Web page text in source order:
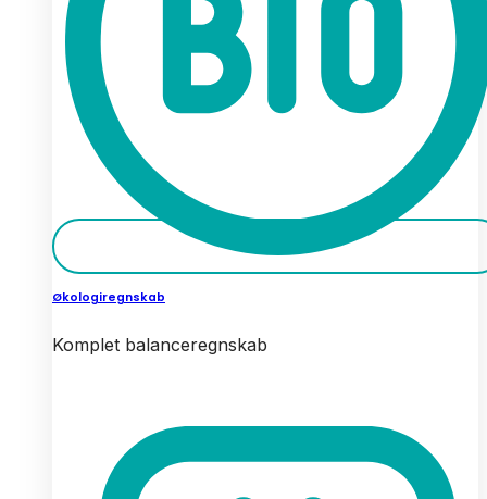
Økologiregnskab
Komplet balanceregnskab